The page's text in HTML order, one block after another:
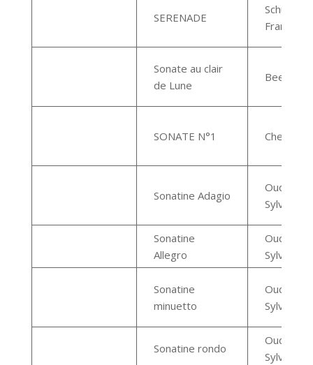
SERENADE
Schubert,
Franz
Sonate au clair
de Lune
SONATE N°1 Cherubini
Sonatine Adagio
Oudot
Sylvain
Sonatine
Allegro
Oudot
Sylvain
Sonatine
minuetto
Oudot
Sylvain
Sonatine rondo
Oudot
Sylvain